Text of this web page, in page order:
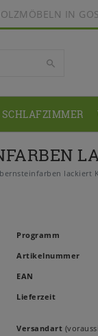
IN
SCHLAFZIMMER
lackiert
Programm
Artikelnummer
EAN
Lieferzeit
Versandart